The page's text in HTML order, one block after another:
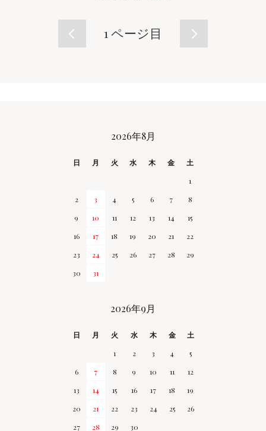
1 ページ目
2026年8月
日 月 火 水 木 金
土
1
2
3 4 5 6 7
8
9
10 11 12 13 14
15
16
17 18 19 20 21
22
23
24 25 26 27 28
29
30
31
2026年9月
日 月 火 水 木 金
土
1
2 3 4
5
6
7 8 9 10 11
12
13
14 15 16 17 18
19
20
21 22 23 24 25
26
27
28 29 30